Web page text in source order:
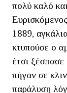
πολύ καλό
1889,
κτυπούσε ο
έτσι
πήγαν σε
παράλυση